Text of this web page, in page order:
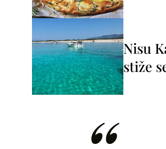
Nisu
stiže